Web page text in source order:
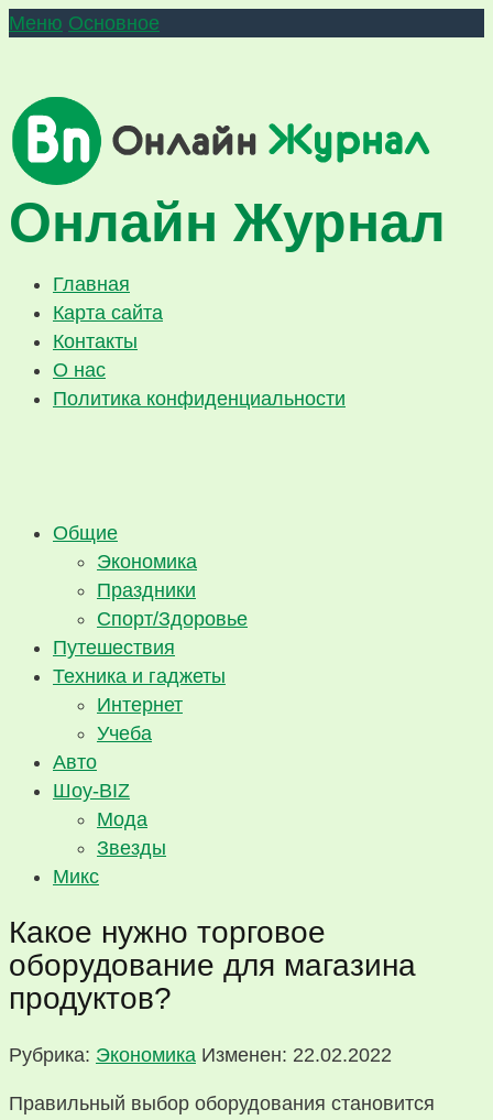
Меню Основное
Онлайн Журнал
Главная
Карта сайта
Контакты
О нас
Политика конфиденциальности
Общие
Экономика
Праздники
Спорт/Здоровье
Путешествия
Техника и гаджеты
Интернет
Учеба
Авто
Шоу-BIZ
Мода
Звезды
Микс
Какое нужно торговое
оборудование для магазина
продуктов?
Рубрика: Экономика Изменен: 22.02.2022
Правильный выбор оборудования становится